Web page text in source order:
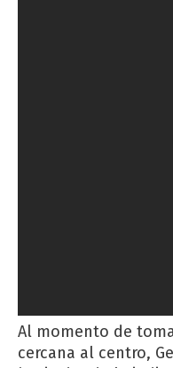
Al momento de
cercana al centro,